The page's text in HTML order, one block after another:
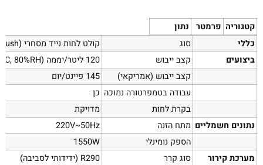
קטגוריה פרמטר
נתון
כללי
סוג
קולט לחות נייד מסחרי (Easy to Push)
ביצועים
קצב ייבוש
120 ליטר/יממה (30°C, ‎80%RH)
קצב ייבוש (אמריקאי)
145 פיינט/יום
עבודה בטמפרטורה נמוכה כן
בקרת לחות
מדויקת
נתונים חשמליים מתח הזנה
‎220V~50Hz
הספק נומינלי
‎1550W
מערכת קירור
סוג קרר
R290 (ידידותי לסביבה)